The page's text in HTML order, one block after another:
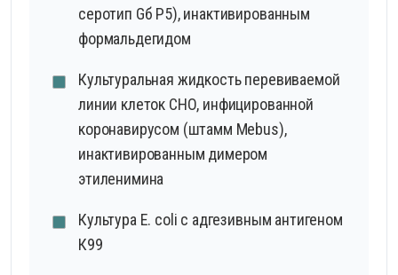
серотип Gб Р5), инактивированным
формальдегидом
Культуральная жидкость перевиваемой
линии клеток СНО, инфицированной
коронавирусом (штамм Mebus),
инактивированным димером
этиленимина
Культура E. coli с адгезивным антигеном
К99